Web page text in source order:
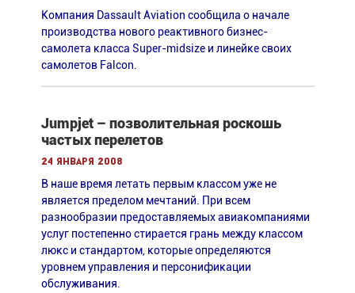
Компания Dassault Aviation сообщила о начале
производства нового реактивного бизнес-
самолета класса Super-midsize и линейке своих
самолетов Falcon.
Jumpjet – позволительная роскошь
частых перелетов
24 января 2008
В наше время летать первым классом уже не
является пределом мечтаний. При всем
разнообразии предоставляемых авиакомпаниями
услуг постепенно стирается грань между классом
люкс и стандартом, которые определяются
уровнем управления и персонификации
обслуживания.